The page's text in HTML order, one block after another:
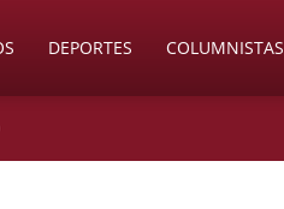
DEPORTES COLUMNISTAS